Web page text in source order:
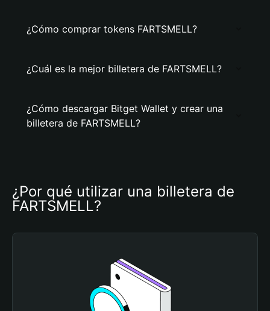
¿Cómo comprar tokens FARTSMELL?
¿Cuál es la mejor billetera de FARTSMELL?
¿Cómo descargar Bitget Wallet y crear una
billetera de FARTSMELL?
¿Por qué utilizar una billetera de
FARTSMELL?